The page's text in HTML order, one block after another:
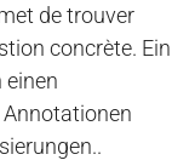
de trouver
concrète. Ein
einen